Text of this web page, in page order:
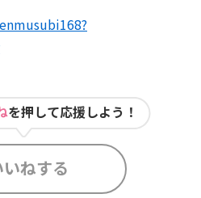
を押して応援しよう！
いねする